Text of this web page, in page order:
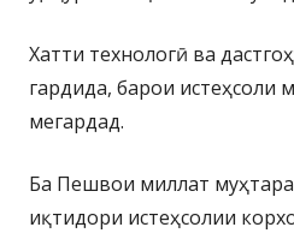
Хатти технологӣ ва
гардида, барои истеҳсоли
мегардад.
Ба Пешвои миллат
иқтидори истеҳсолии